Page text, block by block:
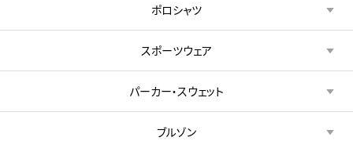
ポロシャツ
スポーツウェア
パーカー・スウェット
ブルゾン